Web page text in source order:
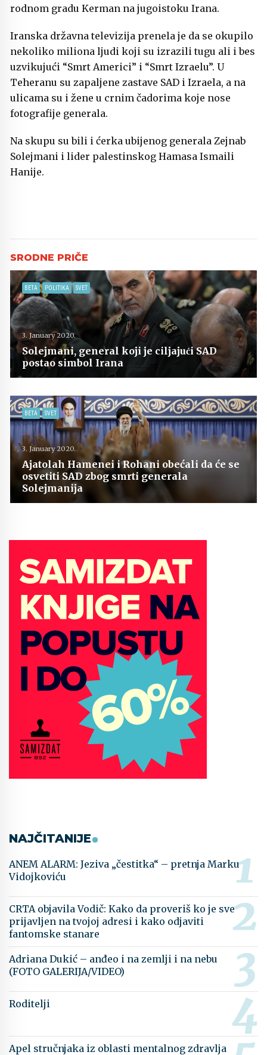
rodnom gradu Kerman na jugoistoku Irana.
Iranska državna televizija prenela je da se okupilo
nekoliko miliona ljudi koji su izrazili tugu ali i bes
uzvikujući “Smrt Americi” i “Smrt Izraelu”. U
Teheranu su zapaljene zastave SAD i Izraela, a na
ulicama su i žene u crnim čadorima koje nose
fotografije generala.
Na skupu su bili i ćerka ubijenog generala Zejnab
Solejmani i lider palestinskog Hamasa Ismaili
Hanije.
BETA POLITIKA SVET
3. January 2020.
Solejmani, general koji je ciljajući SAD
postao simbol Irana
BETA SVET
3. January 2020.
Ajatolah Hamenei i Rohani obećali da će se
osvetiti SAD zbog smrti generala
Solejmanija
NAJČITANIJE
ANEM ALARM: Jeziva „čestitka“ – pretnja Marku
Vidojkoviću
CRTA objavila Vodič: Kako da proveriš ko je sve
prijavljen na tvojoj adresi i kako odjaviti
fantomske stanare
Adriana Dukić – anđeo i na zemlji i na nebu
(FOTO GALERIJA/VIDEO)
Roditelji
Apel stručnjaka iz oblasti mentalnog zdravlja